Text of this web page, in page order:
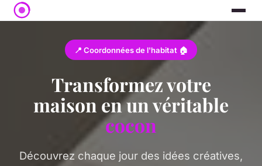
📍 Coordonnées de l'habitat 🏠
Transformez votre
maison en un véritable
cocon
Découvrez chaque jour des idées créatives,